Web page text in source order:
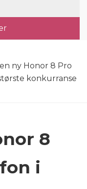
ny Honor 8 Pro
konkurranse
8
i